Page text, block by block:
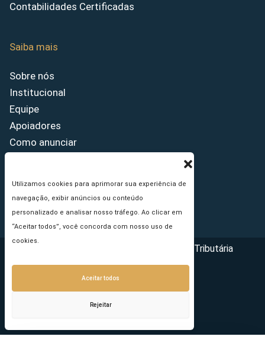
Utilizamos cookies para aprimorar sua experiência de
navegação, exibir anúncios ou conteúdo
personalizado e analisar nosso tráfego. Ao clicar em
“Aceitar todos”, você concorda com nosso uso de
cookies.
Aceitar todos
Rejeitar
Contabilidades Certificadas
Saiba mais
Sobre nós
Institucional
Equipe
Apoiadores
Como anunciar
Princípios Editoriais
Copyright © 2026 - Portal da Reforma Tributária